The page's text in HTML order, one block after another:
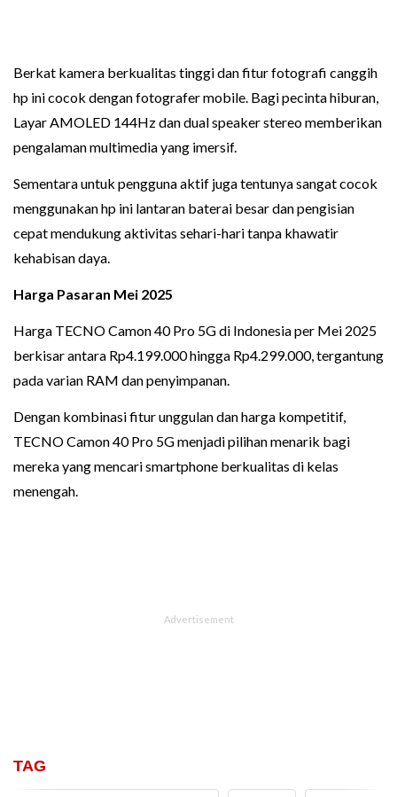
Berkat kamera berkualitas tinggi dan fitur fotografi canggih
hp ini cocok dengan fotografer mobile. Bagi pecinta hiburan,
Layar AMOLED 144Hz dan dual speaker stereo memberikan
pengalaman multimedia yang imersif.
Sementara untuk pengguna aktif juga tentunya sangat cocok
menggunakan hp ini lantaran baterai besar dan pengisian
cepat mendukung aktivitas sehari-hari tanpa khawatir
kehabisan daya.
Harga Pasaran Mei 2025
Harga TECNO Camon 40 Pro 5G di Indonesia per Mei 2025
berkisar antara Rp4.199.000 hingga Rp4.299.000, tergantung
pada varian RAM dan penyimpanan.
Dengan kombinasi fitur unggulan dan harga kompetitif,
TECNO Camon 40 Pro 5G menjadi pilihan menarik bagi
mereka yang mencari smartphone berkualitas di kelas
menengah.
TAG